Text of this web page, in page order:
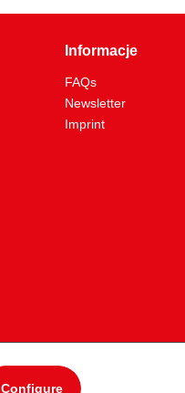
Informacje
FAQs
Newsletter
Imprint
Configure